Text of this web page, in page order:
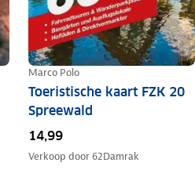
Marco Polo
Toeristische kaart FZK 20
Spreewald
14,99
Verkoop door 62Damrak